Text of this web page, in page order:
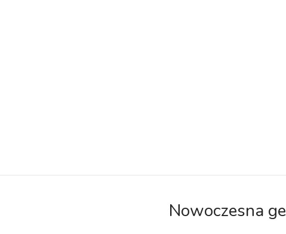
Nowoczesna